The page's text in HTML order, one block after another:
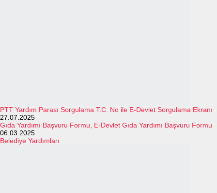
PTT Yardım Parası Sorgulama T.C. No ile E-Devlet Sorgulama Ekranı
27.07.2025
Gıda Yardımı Başvuru Formu, E-Devlet Gıda Yardımı Başvuru Formu
06.03.2025
Belediye Yardımları